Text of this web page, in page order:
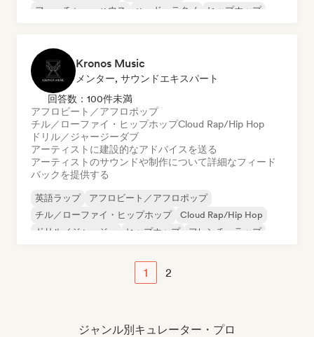
フューチャー・ハウス
ハード・テクノ
ヒップホップ
Kronos Music
メンター, サウンドエキスパート
回答数：100件未満
アフロビート／アフロポップ
チル／ローファイ・ヒップホップCloud Rap/Hip Hop
ドリル／ジャージーダブ
アーティストに建設的なアドバイスを送る
アーティストのサウンドや制作について詳細なフィード
バックを提供する
英語ラップ
アフロビート／アフロポップ
チル／ローファイ・ヒップホップ
Cloud Rap/Hip Hop
ドリル／ジャージー
ヒップホップ
フレンチ・ラップ
1 2
ジャンル別キュレーター・プロ